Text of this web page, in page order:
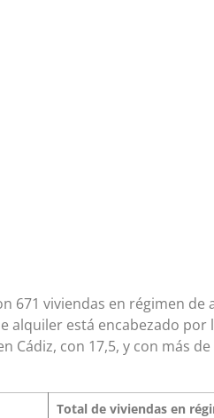
671 viviendas en régimen
alquiler está encabezado por
Cádiz, con 17,5, y con más
Total de viviendas en